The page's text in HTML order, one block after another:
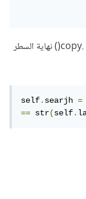
المشكلة يبدو كانت هنا في كود البحث وعند إضافة .copy() نهاية السطر
self.searjh =
== str(self.